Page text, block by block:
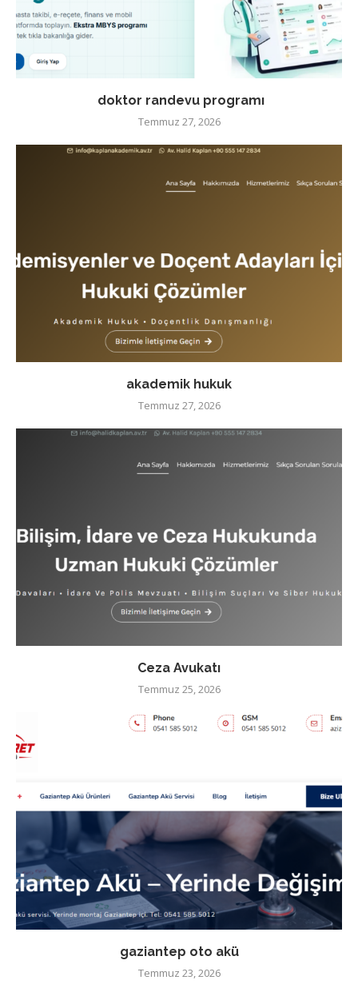
doktor randevu programı
Temmuz 27, 2026
akademik hukuk
Temmuz 27, 2026
Ceza Avukatı
Temmuz 25, 2026
gaziantep oto akü
Temmuz 23, 2026